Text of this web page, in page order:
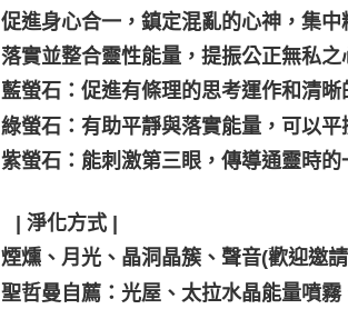
促進身心合一，鎮定混亂的心神，集中
落實並整合靈性能量，提振公正無私之
藍螢石：促進有條理的思考運作和清
綠螢石：有助平靜與落實能量，可以
紫螢石：能刺激第三眼，傳導通靈時
⠀| 淨化方式 |
煙燻、月光、晶洞晶簇、聲音(歡迎邀
聖哲曼自薦：光屋、太拉水晶能量噴